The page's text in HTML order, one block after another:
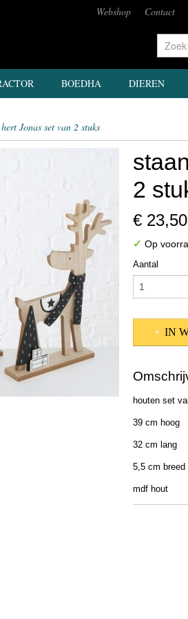
Webshop Contact
BOEDHA DIEREN
Jonas set van 2 stuks
2
€ 23,50
✓ Op
Aantal
IN
houten set
39 cm hoog
32 cm lang
5,5 cm breed
mdf hout